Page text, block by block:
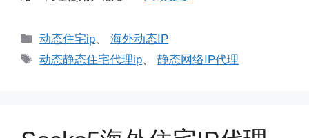
分
类
动态住宅ip、海外动态IP
标
动态静态住宅代理ip、静态网络IP代理